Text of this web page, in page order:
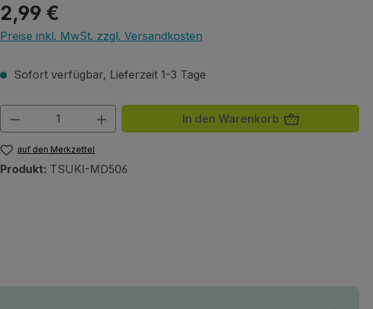
Regulärer Preis:
2,99 €
Preise inkl. MwSt. zzgl. Versandkosten
Sofort verfügbar, Lieferzeit 1-3 Tage
Produkt Anzahl: Gib den gewünschten Wert
In den Warenkorb
auf den Merkzettel
Produkt: TSUKI-MD506